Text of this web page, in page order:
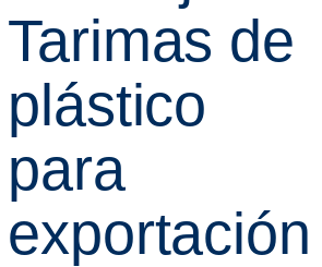
Tarimas de
plástico
para
exportación